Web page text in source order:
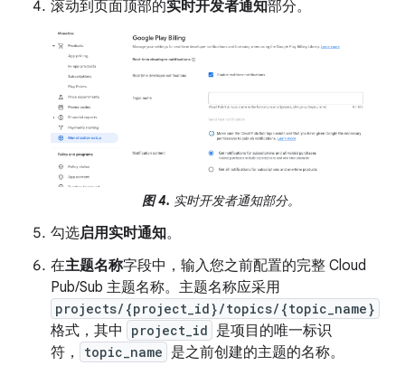
滚动到页面顶部的实时开发者通知部分。
图 4. 实时开发者通知部分。
勾选启用实时通知。
在主题名称字段中，输入您之前配置的完整 Cloud
Pub/Sub 主题名称。主题名称应采用
projects/{project_id}/topics/{topic_name}
格式，其中 project_id 是项目的唯一标识
符，
topic_name 是之前创建的主题的名称。